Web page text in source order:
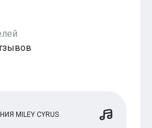
MILEY CYRUS